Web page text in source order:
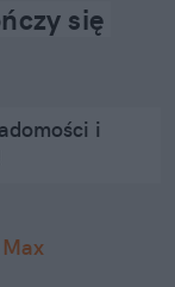
się
i